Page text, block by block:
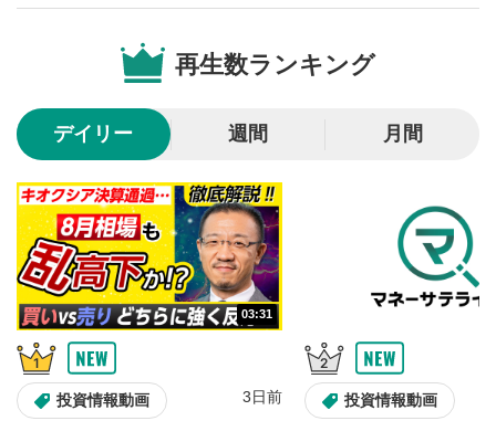
シークバー
再生位置を示しています。再生したい位置をクリック
するとその位置から動画が再生されます。
6
再生ボタン
動画が再生または一時停止します。
7
音量調整
スライダーを上下すると音量が調整できます。
スマートフォンで視聴の場合は端末の音量調節ボタンを利用
してください。
8
字幕設定
クリックすると字幕を付けることができます。
字幕は自動生成です。
スマートフォンで視聴の場合は画面右下の設定(歯車マーク)
より選択できます。
再生数ランキング
デイリー 週間 月間
03:31
投資情報動画 3日前 投資情報動画